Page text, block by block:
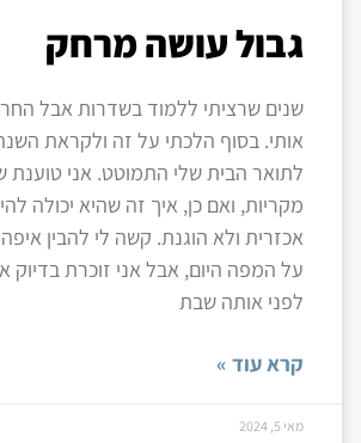
גבול עושה מרחק
שנים שרציתי ללמוד בשדרות אבל
אותי. בסוף הלכתי על זה ולקראת
לתואר הבית שלי התמוטט. אני טוענת
מקריות, ואם כן, איך זה שהיא יכולה
אכזרית ולא הוגנת. קשה לי להבין
על המפה היום, אבל אני זוכרת בדיוק
לפני אותה שבת
קרא עוד »
מאי 5, 2024